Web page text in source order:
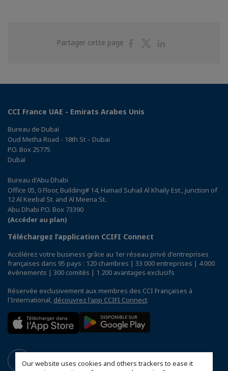
Our website uses cookies and others trackers to ease it
Partager cette page
PartagerPartager
CCI France UAE - Emirats Arabes Unis
Bureau de Dubaï
Oud Metha Road - 18th St – Dubai
P.O. Box 25775
Dubaï
Bureau d'Abu Dhabi
Office 05, 0 Floor, Building# 14, Hamad Suhail Al Khaily Est., junction of
12 Al Keebal St. and Al Meena St.
Abu Dhabi P.O. Box 73390
(Accéder au plan)
Téléchargez l’application CCIFI Connect
Accélérez votre business grâce au 1er réseau privé d'entreprises
françaises dans 95 pays : 120 chambres | 33 000 entreprises | 4 000
événements | 300 comités | 1 200 avantages exclusifs
Réservée exclusivement aux membres des CCI Françaises à
l'International, découvrez l'app CCIFI Connect.